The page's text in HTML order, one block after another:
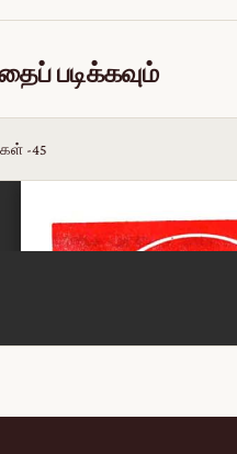
படிக்கவும்
-45